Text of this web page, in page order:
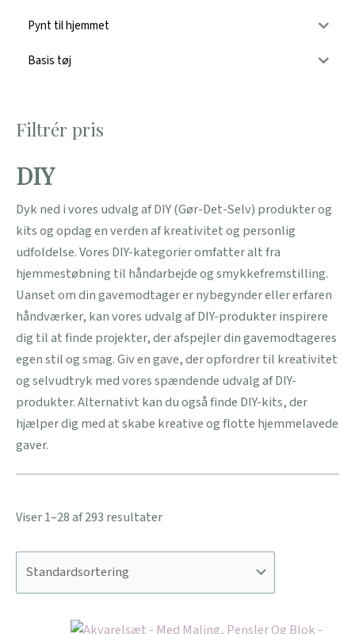
Pynt til hjemmet
Basis tøj
Filtrér pris
DIY
Dyk ned i vores udvalg af DIY (Gør-Det-Selv) produkter og
kits og opdag en verden af kreativitet og personlig
udfoldelse. Vores DIY-kategorier omfatter alt fra
hjemmestøbning til håndarbejde og smykkefremstilling.
Uanset om din gavemodtager er nybegynder eller erfaren
håndværker, kan vores udvalg af DIY-produkter inspirere
dig til at finde projekter, der afspejler din gavemodtageres
egen stil og smag. Giv en gave, der opfordrer til kreativitet
og selvudtryk med vores spændende udvalg af DIY-
produkter. Alternativt kan du også finde DIY-kits, der
hjælper dig med at skabe kreative og flotte hjemmelavede
gaver.
Viser 1–28 af 293 resultater